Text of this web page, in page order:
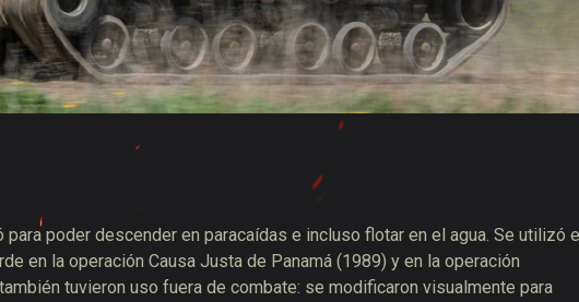
poder descender en paracaídas e incluso flotar en el agua. Se utilizó
en la operación Causa Justa de Panamá (1989) y en la operación
tuvieron uso fuera de combate: se modificaron visualmente para